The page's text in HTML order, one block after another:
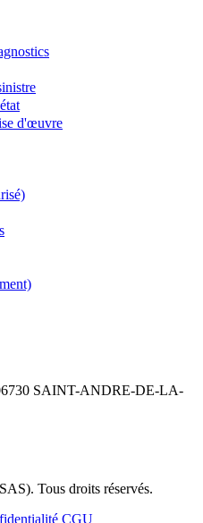
d'œuvre
SAINT-ANDRE-DE-LA-
Tous droits réservés.
CGU